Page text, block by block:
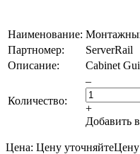
Наименование:
Партномер:
ServerRail
Описание:
Cabinet
Количество:
–
+
Добавить
Цена: Цену уточняйтеЦену